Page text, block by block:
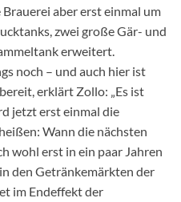
aber erst einmal um
zwei große Gär- und
erweitert.
noch – und auch hier ist
erklärt Zollo: „Es ist
jetzt erst einmal die
Wann die nächsten
wohl erst in ein paar Jahren
den Getränkemärkten der
im Endeffekt der